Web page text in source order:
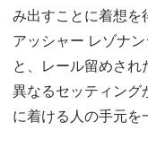
み出すことに着想を
アッシャー レゾナ
と、レール留めされ
異なるセッティング
に着ける人の手元を